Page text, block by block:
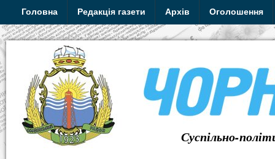
Головна Редакція газети Архів Оголошення
Суспільно-